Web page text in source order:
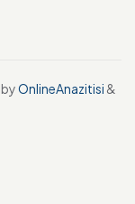
OnlineAnazitisi &